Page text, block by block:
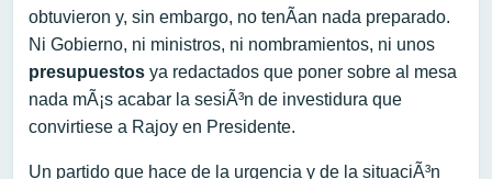
obtuvieron y, sin embargo, no tenÃ­an nada preparado.
Ni Gobierno, ni ministros, ni nombramientos, ni unos
presupuestos ya redactados que poner sobre al mesa
nada mÃ¡s acabar la sesiÃ³n de investidura que
convirtiese a Rajoy en Presidente.
Un partido que hace de la urgencia y de la situaciÃ³n